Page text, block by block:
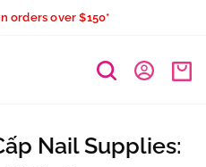
orders over $150*
Nail Supplies: